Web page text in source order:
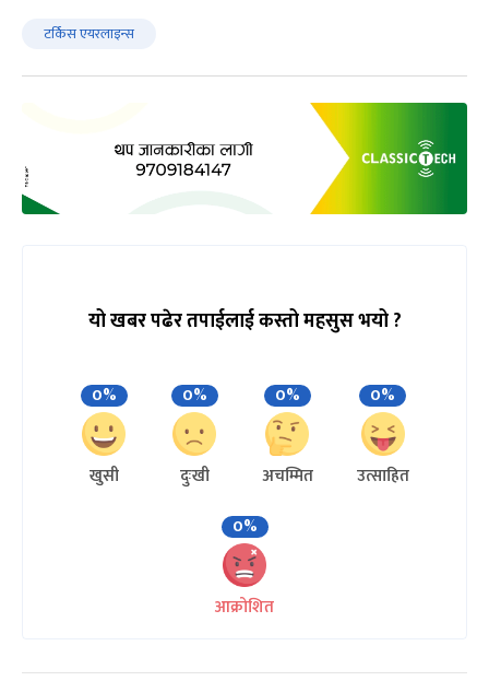
टर्किस एयरलाइन्स
यो खबर पढेर तपाईलाई कस्तो महसुस भयो ?
0%
खुसी
0%
दुःखी
0%
अचम्मित
0%
उत्साहित
0%
आक्रोशित